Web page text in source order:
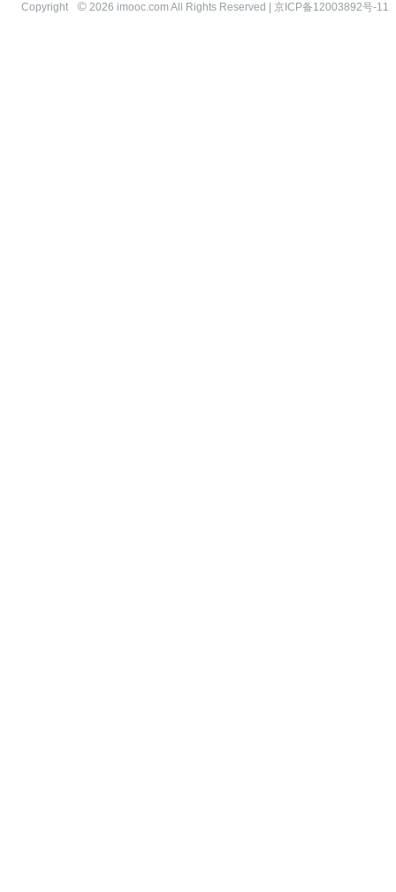
Copyright 2026 imooc.com All Rights Reserved | 京ICP备12003892号-11